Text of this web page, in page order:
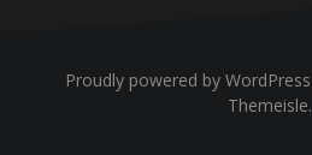
Proudly powered by WordPress
Themeisle.